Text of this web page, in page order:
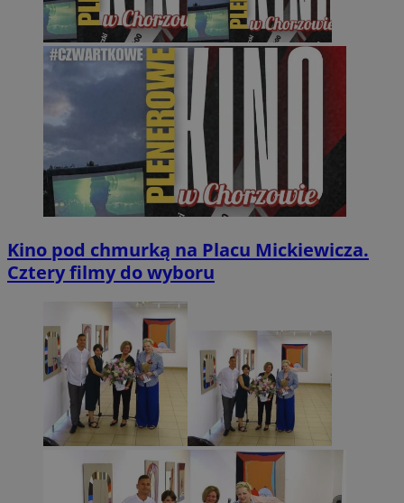
Kino pod chmurką na Placu Mickiewicza.
Cztery filmy do wyboru